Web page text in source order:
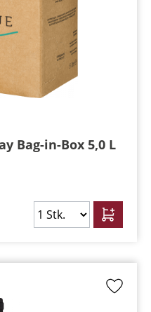
Bag-in-Box 5,0 L